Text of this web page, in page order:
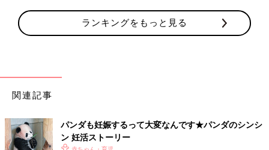
ランキングをもっと見る
関連記事
パンダも妊娠するって大変なんです★パンダのシンシ
ン 妊活ストーリー